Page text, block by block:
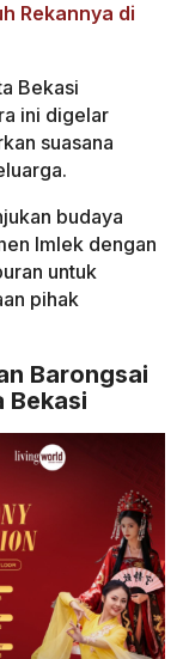
Rekannya di
Bekasi
ini digelar
suasana
budaya
Imlek dengan
untuk
pihak
Barongsai
Bekasi